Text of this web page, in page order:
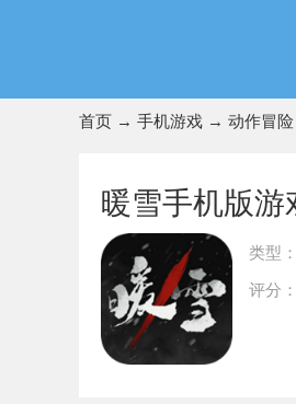
首页 → 手机游戏 → 动作冒险
暖雪手机版游
类型：
评分：